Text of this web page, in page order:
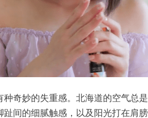
奇妙的失重感。北海道的空气总
间的细腻触感，以及阳光打在肩